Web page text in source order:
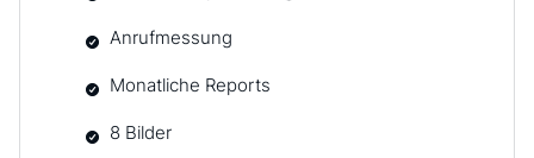
Anrufmessung
Monatliche Reports
8 Bilder